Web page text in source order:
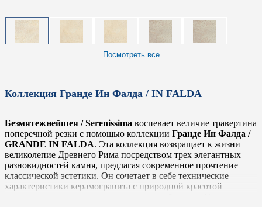
Посмотреть все
Коллекция Гранде Ин Фалда / IN FALDA
Безмятежнейшея / Serenissima воспевает величие травертина
поперечной резки с помощью коллекции Гранде Ин Фалда /
GRANDE IN FALDA. Эта коллекция возвращает к жизни
великолепие Древнего Рима посредством трех элегантных
разновидностей камня, предлагая современное прочтение
классической эстетики. Он сочетает в себе технические
характеристики керамогранита с природной красотой